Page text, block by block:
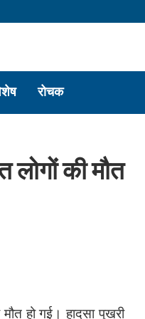
रोचक
लोगों की मौत
हो गई। हादसा पुखरी